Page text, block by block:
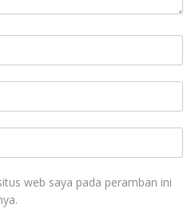
web saya pada peramban ini